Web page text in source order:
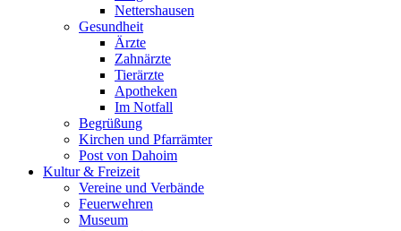
Nettershausen
Gesundheit
Ärzte
Zahnärzte
Tierärzte
Apotheken
Im Notfall
Begrüßung
Kirchen und Pfarrämter
Post von Dahoim
Kultur & Freizeit
Vereine und Verbände
Feuerwehren
Museum